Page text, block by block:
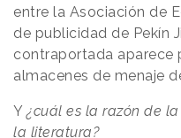
entre la Asociación de
de publicidad de Pekín
contraportada aparece
almacenes de
Y ¿cuál es la razón de
la literatura?